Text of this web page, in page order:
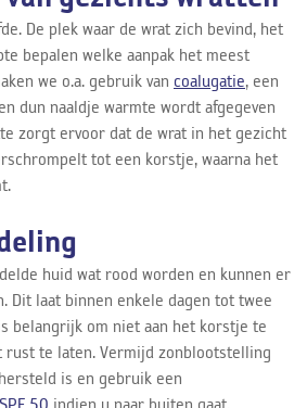
De plek waar de wrat zich bevind, het
bepalen welke aanpak het meest
we o.a. gebruik van coalugatie, een
dun naaldje warmte wordt afgegeven
zorgt ervoor dat de wrat in het gezicht
tot een korstje, waarna het
huid wat rood worden en kunnen er
Dit laat binnen enkele dagen tot twee
belangrijk om niet aan het korstje te
rust te laten. Vermijd zonblootstelling
is en gebruik een